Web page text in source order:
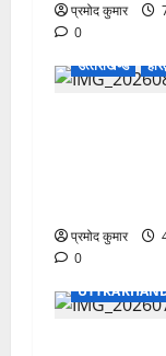
प्रमोद कुमार
0
उत्‍तराखण्‍ड
प्रमोद कुमार
0